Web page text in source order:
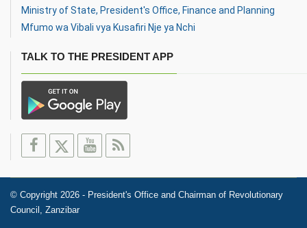
Ministry of State, President's Office, Finance and Planning
Mfumo wa Vibali vya Kusafiri Nje ya Nchi
TALK TO THE PRESIDENT APP
© Copyright 2026 - President's Office and Chairman of Revolutionary
Council, Zanzibar